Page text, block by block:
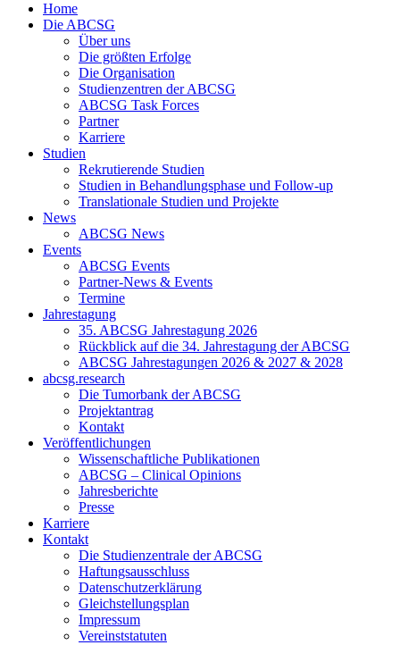
Home
Die ABCSG
Über uns
Die größten Erfolge
Die Organisation
Studienzentren der ABCSG
ABCSG Task Forces
Partner
Karriere
Studien
Rekrutierende Studien
Studien in Behandlungsphase und Follow-up
Translationale Studien und Projekte
News
ABCSG News
Events
ABCSG Events
Partner-News & Events
Termine
Jahrestagung
35. ABCSG Jahrestagung 2026
Rückblick auf die 34. Jahrestagung der ABCSG
ABCSG Jahrestagungen 2026 & 2027 & 2028
abcsg.research
Die Tumorbank der ABCSG
Projektantrag
Kontakt
Veröffentlichungen
Wissenschaftliche Publikationen
ABCSG – Clinical Opinions
Jahresberichte
Presse
Karriere
Kontakt
Die Studienzentrale der ABCSG
Haftungsausschluss
Datenschutzerklärung
Gleichstellungsplan
Impressum
Vereinststatuten